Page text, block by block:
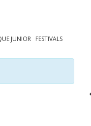
JUNIOR FESTIVALS